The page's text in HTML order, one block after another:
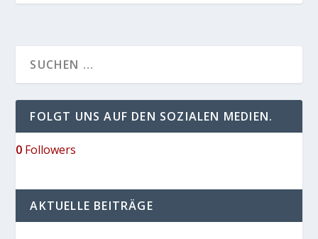
FOLGT UNS AUF DEN SOZIALEN MEDIEN.
0 Followers
AKTUELLE BEITRÄGE